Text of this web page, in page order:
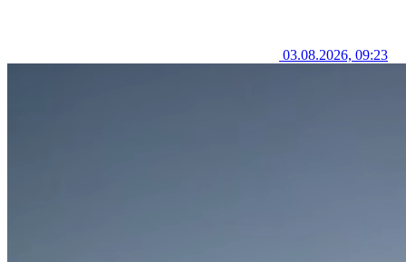
03.08.2026, 09:23